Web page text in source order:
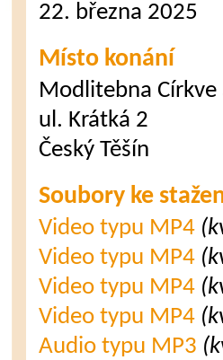
22. března 2025
Místo konání
Modlitebna
ul. Krátká 2
Český Těšín
Soubory ke
Video typu MP4
Video typu MP4
Video typu MP4
Video typu MP4
Audio typu MP3